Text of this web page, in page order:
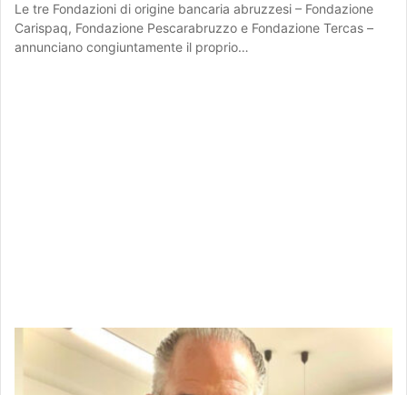
Le tre Fondazioni di origine bancaria abruzzesi – Fondazione
Carispaq, Fondazione Pescarabruzzo e Fondazione Tercas –
annunciano congiuntamente il proprio…